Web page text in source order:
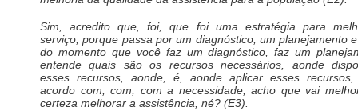
Sim, acredito que, foi, que foi uma estratégia para
serviço, porque passa por um diagnóstico, um planejamento
do momento que você faz um diagnóstico, faz um
entende quais são os recursos necessários, aonde
esses recursos, aonde, é, aonde aplicar esses
acordo com, com, com a necessidade, acho que vai
certeza melhorar a assistência, né? (E3).